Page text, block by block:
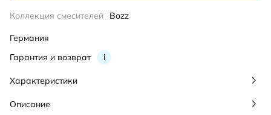
Гарантия и возврат i
Коллекция смесителей Bozz
Германия
Характеристики
Описание